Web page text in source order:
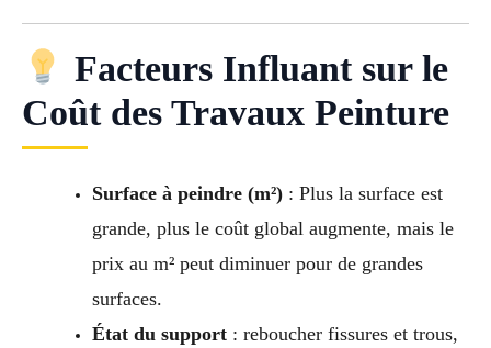
Facteurs Influant sur le
Coût des Travaux Peinture
Surface à peindre (m²): Plus la surface est
grande, plus le coût global augmente, mais le
prix au m² peut diminuer pour de grandes
surfaces.
État du support: reboucher fissures et trous,